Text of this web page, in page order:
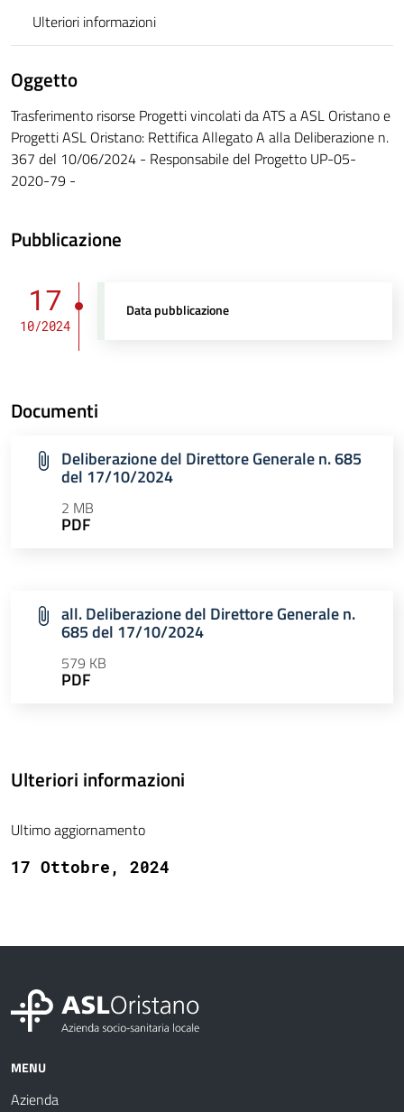
Ulteriori informazioni
Oggetto
Trasferimento risorse Progetti vincolati da ATS a ASL Oristano e
Progetti ASL Oristano: Rettifica Allegato A alla Deliberazione n.
367 del 10/06/2024 - Responsabile del Progetto UP-05-
2020-79 -
Pubblicazione
17
10/2024
Data pubblicazione
Documenti
Deliberazione del Direttore Generale n. 685
del 17/10/2024
2 MB
PDF
all. Deliberazione del Direttore Generale n.
685 del 17/10/2024
579 KB
PDF
Ulteriori informazioni
Ultimo aggiornamento
17 Ottobre, 2024
MENU
Azienda